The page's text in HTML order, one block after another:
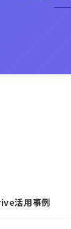
活用事例